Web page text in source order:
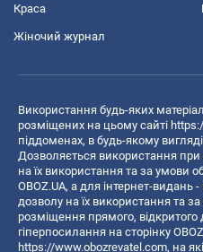
Краса
Жіночий журнал
Використання будь-яких
розміщених на цьому сайті
піддоменах, в будь-якому
Дозволяється використання
на їх використання та за умови
OBOZ.UA, а для інтернет-
дозволу на їх використання та
розміщення прямого,
гіперпосилання на сторінку
https://www.obozrevatel.com, на